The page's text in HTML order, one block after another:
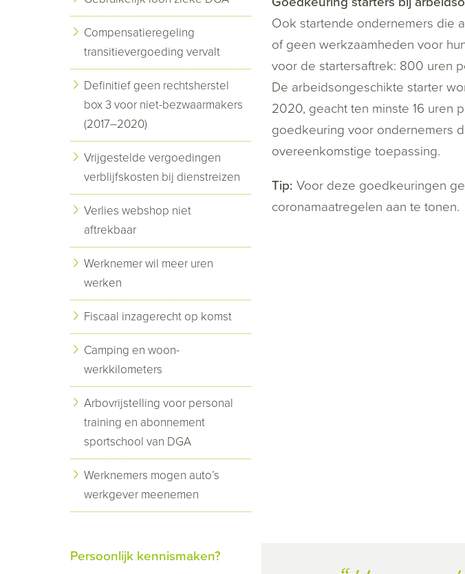
Ook startende ondernemers die
of geen werkzaamheden voor
voor de startersaftrek: 800 uren
De arbeidsongeschikte starter
2020, geacht ten minste 16 uren
goedkeuring voor ondernemers
overeenkomstige toepassing.
Tip: Voor deze goedkeuringen
coronamaatregelen aan te tonen.
Compensatieregeling
transitievergoeding vervalt
Definitief geen rechtsherstel
box 3 voor niet-bezwaarmakers
(2017–2020)
Vrijgestelde vergoedingen
verblijfskosten bij dienstreizen
Verlies webshop niet
aftrekbaar
Werknemer wil meer uren
werken
Fiscaal inzagerecht op komst
Camping en woon-
werkkilometers
Arbovrijstelling voor personal
training en abonnement
sportschool van DGA
Werknemers mogen auto’s
werkgever meenemen
Persoonlijk kennismaken?